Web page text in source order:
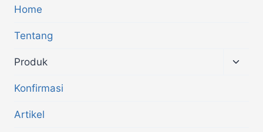
Home
Tentang
Produk
Konfirmasi
Artikel